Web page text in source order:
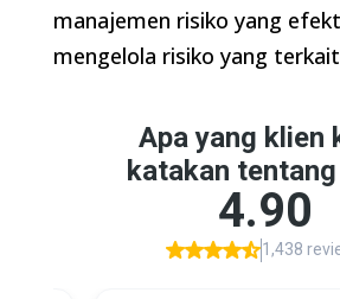
manajemen risiko yang
mengelola risiko yang